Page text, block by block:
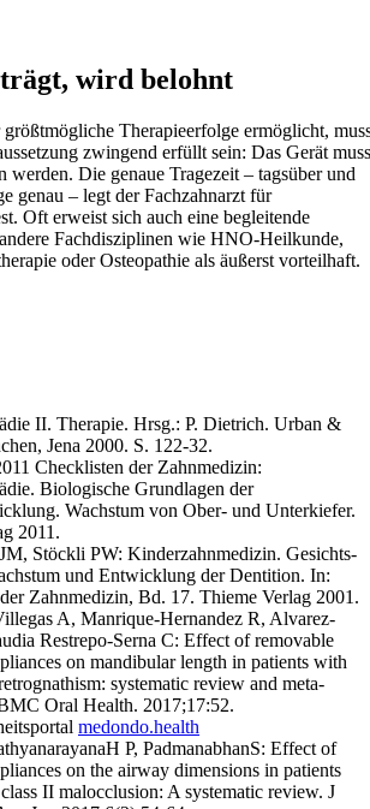
wird belohnt
Therapieerfolge ermöglicht,
zwingend erfüllt sein: Das Gerät muss
werden. Die genaue Tragezeit – tagsüber und
genau – legt der Fachzahnarzt für
Oft erweist sich auch eine begleitende
Fachdisziplinen wie HNO-Heilkunde,
oder Osteopathie als äußerst vorteilhaft.
II. Therapie. Hrsg.: P. Dietrich. Urban &
Jena 2000. S. 122-32.
Checklisten der Zahnmedizin:
Biologische Grundlagen der
Wachstum von Ober- und Unterkiefer.
2011.
Stöckli PW: Kinderzahnmedizin. Gesichts-
und Entwicklung der Dentition. In:
Zahnmedizin, Bd. 17. Thieme Verlag 2001.
A, Manrique-Hernandez R, Alvarez-
Restrepo-Serna C: Effect of removable
on mandibular length in patients with
systematic review and meta-
Oral Health. 2017;17:52.
medondo.health
P, PadmanabhanS: Effect of
on the airway dimensions in patients
II malocclusion: A systematic review. J